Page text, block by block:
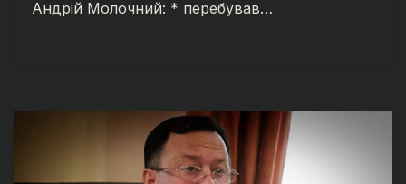
Андрій Молочний: * перебував…